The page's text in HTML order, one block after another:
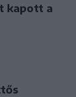
kapott a